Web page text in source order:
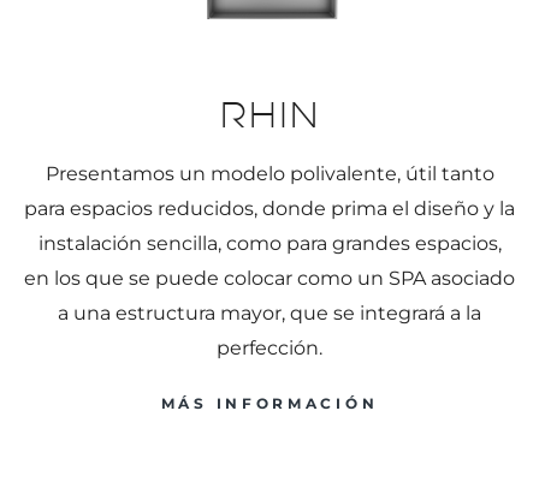
Rhin
Presentamos un modelo polivalente, útil tanto
para espacios reducidos, donde prima el diseño y la
instalación sencilla, como para grandes espacios,
en los que se puede colocar como un SPA asociado
a una estructura mayor, que se integrará a la
perfección.
MÁS INFORMACIÓN